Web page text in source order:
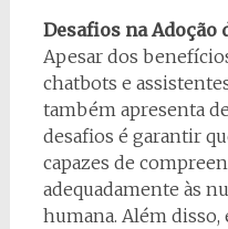
Desafios na Adoção
Apesar dos
chatbots e
também apresenta
desafios é garantir
capazes de
adequadamente às
humana. Além